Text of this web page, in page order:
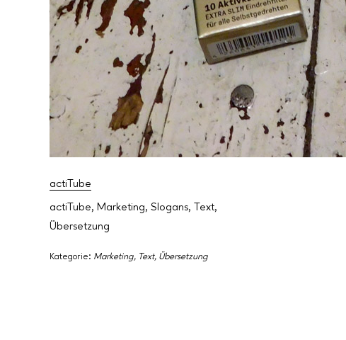
actiTube
actiTube, Marketing, Slogans, Text,
Übersetzung
Kategorie: Marketing, Text, Übersetzung